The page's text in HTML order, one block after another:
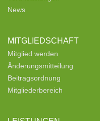
News
MITGLIEDSCHAFT
Mitglied werden
Änderungsmitteilung
Beitragsordnung
Mitgliederbereich